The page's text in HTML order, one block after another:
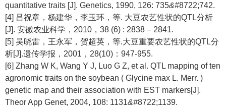
quantitative traits [J]. Genetics, 1990, 126: 735&#8722;742.
[4] 吕祝章，杨建华，李玉环，等. 大豆农艺性状的QTL分析
[J]. 安徽农业科学，2010，38 (6) : 2838 – 2841.
[5] 吴晓雷，王永军，贺超英，等.大豆重要农艺性状的QTL分
析[J].遗传学报，2001，28(10)：947-955.
[6] Zhang W K, Wang Y J, Luo G Z, et al. QTL mapping of ten
agronomic traits on the soybean ( Glycine max L. Merr. )
genetic map and their association with EST markers[J].
Theor App Genet, 2004, 108: 1131&#8722;1139.